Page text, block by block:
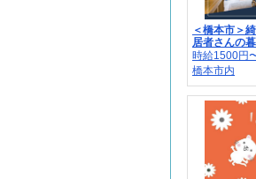
＜橋本市＞
居者さんの
時給1500円
橋本市内